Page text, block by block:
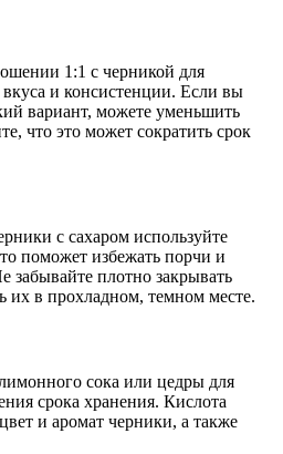
1:1 с черникой для
и консистенции. Если вы
вариант, можете уменьшить
что это может сократить срок
с сахаром используйте
поможет избежать порчи и
забывайте плотно закрывать
в прохладном, темном месте.
сока или цедры для
срока хранения. Кислота
и аромат черники, а также